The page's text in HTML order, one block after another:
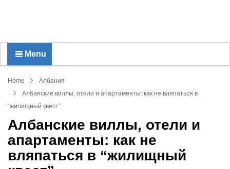
Menu
Home
Албания
Албанские виллы, отели и апартаменты: как не вляпаться в
“жилищный квест”
Албанские виллы, отели и
апартаменты: как не
вляпаться в “жилищный